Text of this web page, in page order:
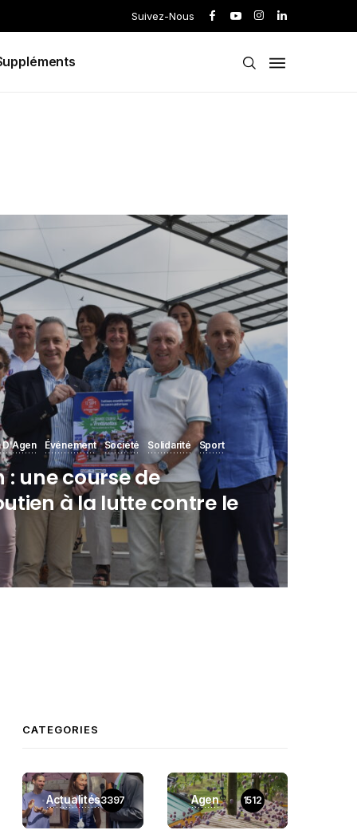
Suivez-Nous
D'Agen Événement Société Solidarité Sport
: une course de
à la lutte contre le
CATEGORIES
Actualités3397 Agen 1512